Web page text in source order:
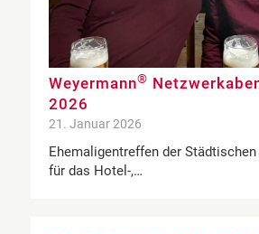
Weyermann®
2026
21. Januar 2026
Ehemaligentreffen der
für das Hotel-,…